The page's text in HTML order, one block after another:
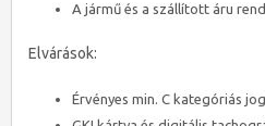
A jármű és a szállított áru
Elvárások:
Érvényes min. C kategóriás